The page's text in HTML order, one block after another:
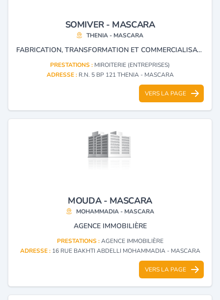
SOMIVER - MASCARA
THENIA - MASCARA
FABRICATION, TRANSFORMATION ET COMMERCIALISATION DE VERRERIE, MIROITERIE DE LABORATOIRE.
PRESTATIONS : MIROITERIE (ENTREPRISES)
ADRESSE : R.N. 5 BP 121 THENIA - MASCARA
VERS LA PAGE
MOUDA - MASCARA
MOHAMMADIA - MASCARA
AGENCE IMMOBILIÈRE
PRESTATIONS :AGENCE IMMOBILIÈRE
ADRESSE : 16 RUE BAKHTI ABDELLI MOHAMMADIA - MASCARA
VERS LA PAGE